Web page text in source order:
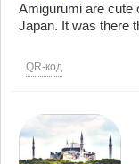
Amigurumi are cute
Japan. It was there
QR-код